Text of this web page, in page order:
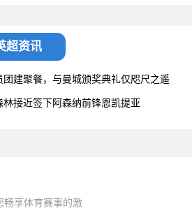
超资讯
团建聚餐，与曼城颁奖典礼仅咫尺之遥
林接近签下阿森纳前锋恩凯提亚
畅享体育赛事的激